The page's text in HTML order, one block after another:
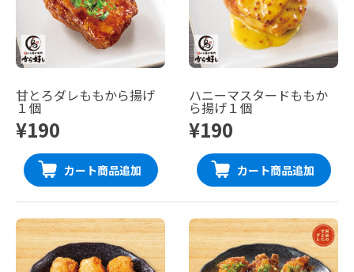
甘とろダレももから揚げ
１個
¥190
カート商品追加
ハニーマスタードももか
ら揚げ１個
¥190
カート商品追加